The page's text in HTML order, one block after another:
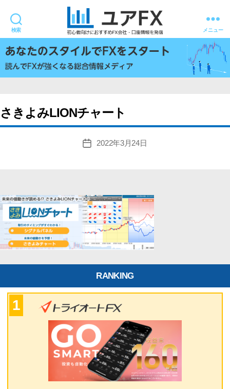
検索
ユ
ア
FX
メニュー
さきよみLIONチャート
投
2022年3月24日
RANKING